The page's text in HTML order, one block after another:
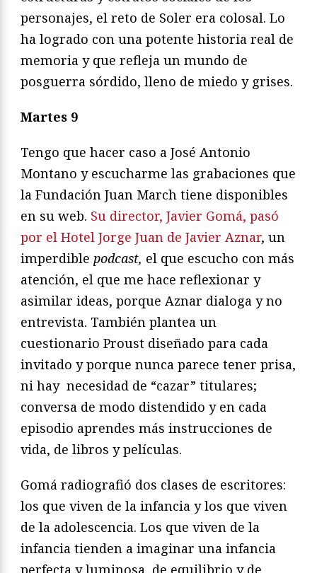
personajes, el reto de Soler era colosal. Lo
ha logrado con una potente historia real de
memoria y que refleja un mundo de
posguerra sórdido, lleno de miedo y grises.
Martes 9
Tengo que hacer caso a José Antonio
Montano y escucharme las grabaciones que
la Fundación Juan March tiene disponibles
en su web. Su director, Javier Gomá, pasó
por el Hotel Jorge Juan de Javier Aznar, un
imperdible podcast, el que escucho con más
atención, el que me hace reflexionar y
asimilar ideas, porque Aznar dialoga y no
entrevista. También plantea un
cuestionario Proust diseñado para cada
invitado y porque nunca parece tener prisa,
ni hay necesidad de “cazar” titulares;
conversa de modo distendido y en cada
episodio aprendes más instrucciones de
vida, de libros y películas.
Gomá radiografió dos clases de escritores:
los que viven de la infancia y los que viven
de la adolescencia. Los que viven de la
infancia tienden a imaginar una infancia